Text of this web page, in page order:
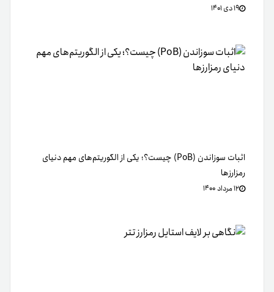
۱۹ دی ۱۴۰۱
اثبات سوزاندن (PoB) چیست؟؛ یکی از الگوریتم‌های مهم دنیای
رمزارزها
۱۲ مرداد ۱۴۰۰